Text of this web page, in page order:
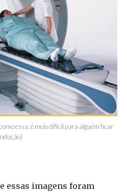
essa, é meio difícil para alguém ficar
essas imagens foram